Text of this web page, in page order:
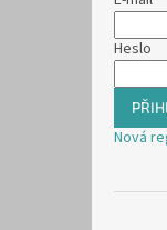
Heslo
Nová